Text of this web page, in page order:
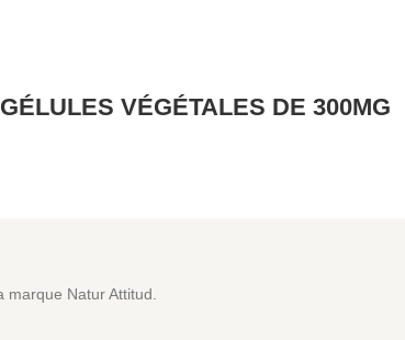
VÉGÉTALES DE 300MG
marque Natur Attitud.